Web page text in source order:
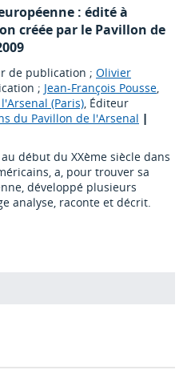
: édité à
créée par le Pavillon de
de publication ; Olivier
; Jean-François Pousse,
(Paris), Éditeur
du Pavillon de l'Arsenal |
début du XXème siècle dans
a, pour trouver sa
développé plusieurs
analyse, raconte et décrit.